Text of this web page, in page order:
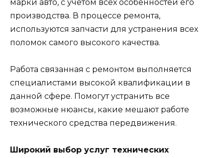
марки авто, с учетом всех особенностей его
производства. В процессе ремонта,
используются запчасти для устранения всех
поломок самого высокого качества.
Работа связанная с ремонтом выполняется
специалистами высокой квалификации в
данной сфере. Помогут устранить все
возможные нюансы, какие мешают работе
технического средства передвижения.
Широкий выбор услуг технических